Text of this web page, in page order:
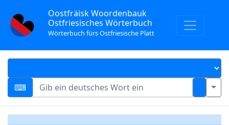
Oostfräisk Woordenbauk
Ostfriesisches Wörterbuch
Wörterbuch fürs Ostfriesische Platt